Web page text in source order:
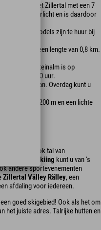
in het Zillertal met een 7
's avonds verlicht en is daardoor
950 meter. Rodels zijn te huur bij
met een lengte van 0,8 km.
uur.
op de Filzsteinalm is op
tot 21.00 uur.
rodelbaan. Overdag kunt u
piste op.
ongeveer 200 m en een lichte
Zillertal ook tal van
Moonlight Skiing kunt u van 's
andere sportevenementen
Zillertal Välley Rälley, een
afdaling voor iedereen.
goed skigebied! Ook als het om
het juiste adres. Talrijke hutten en